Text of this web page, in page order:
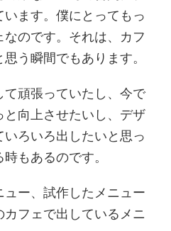
ます。僕にとってもっ
のです。それは、カフ
う瞬間でもあります。
頑張っていたし、今で
と向上させたいし、デザ
ろいろ出したいと思っ
もあるのです。
ー、試作したメニュー
フェで出しているメニ